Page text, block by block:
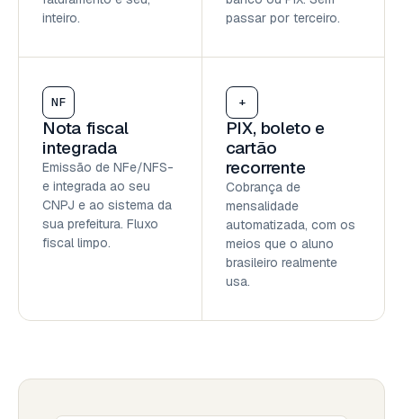
inteiro.
passar por terceiro.
NF
Nota fiscal
integrada
Emissão de NFe/NFS-
e integrada ao seu
CNPJ e ao sistema da
sua prefeitura. Fluxo
fiscal limpo.
+
PIX, boleto e
cartão
recorrente
Cobrança de
mensalidade
automatizada, com os
meios que o aluno
brasileiro realmente
usa.